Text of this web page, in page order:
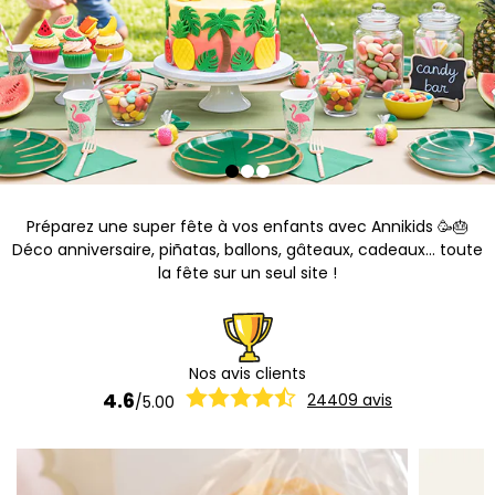
Préparez une super fête à vos enfants avec Annikids 🥳🎂
Déco anniversaire, piñatas, ballons, gâteaux, cadeaux... toute
la fête sur un seul site !
Nos avis clients
4.6/5.00 24409 avis